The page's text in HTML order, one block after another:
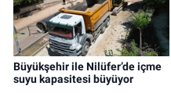
Büyükşehir ile Nilüfer’de içme
suyu kapasitesi büyüyor